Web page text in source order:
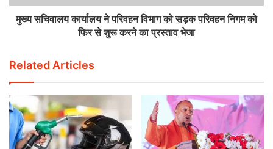
मुख्य सचिवालय कार्यालय ने परिवहन विभाग को सड़क परिवहन निगम को
फिर से शुरू करने का प्रस्ताव भेजा
Related Articles